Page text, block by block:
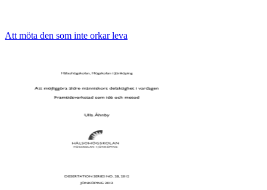
Att möta den som inte orkar leva